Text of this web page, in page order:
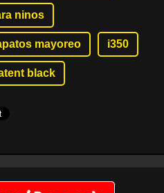
ninos
mayoreo i350
black